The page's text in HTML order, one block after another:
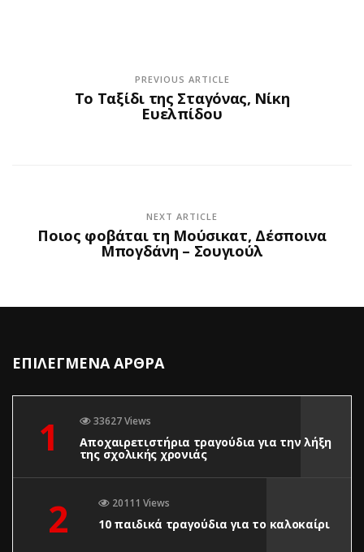
PREVIOUS ARTICLE
Το Ταξίδι της Σταγόνας, Νίκη
Ευελπίδου
NEXT ARTICLE
Ποιος φοβάται τη Μούσικατ, Δέσποινα
Μπογδάνη – Σουγιούλ
ΕΠΙΛΕΓΜΕΝΑ ΑΡΘΡΑ
1 33627 Views
Αποχαιρετιστήρια τραγούδια για την λήξη
της σχολικής χρονιάς
2 20111 Views
10 παιδικά τραγούδια για το καλοκαίρι